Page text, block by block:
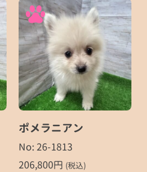
ポメラニアン
No: 26-1813
206,800円 (税込)